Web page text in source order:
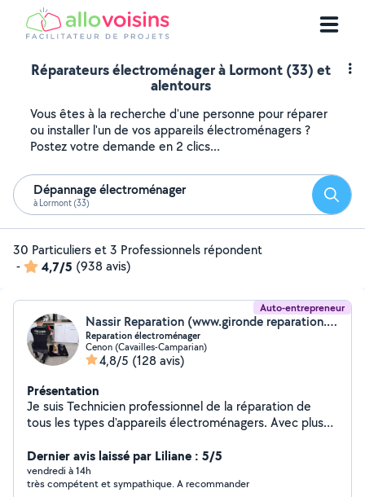
Réparateurs électroménager à Lormont (33) et
alentours
Vous êtes à la recherche d'une personne pour réparer
ou installer l'un de vos appareils électroménagers ?
Postez votre demande en 2 clics...
Dépannage électroménager
à Lormont (33)
30 Particuliers et 3 Professionnels répondent
-
4,7/5 (938 avis)
Auto-entrepreneur
Nassir Reparation (www.gironde reparation.fr)
Reparation électroménager
Cenon (Cavailles-Camparian)
4,8/5 (128 avis)
Présentation
Je suis Technicien professionnel de la réparation de
tous les types d'appareils électroménagers. Avec plus
tous types de pannes. J'interviens à domicile à prix
abordable. N'hésitez pas à me solliciter ; je suis à votre
écoute.
Dernier avis laissé par Liliane : 5/5
vendredi à 14h
très compétent et sympathique. A recommander